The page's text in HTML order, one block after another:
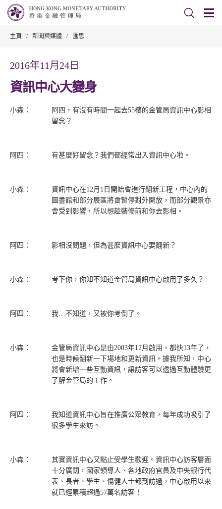
主頁 / 新聞與媒體 / 匯思
2016年11月24日
資訊中心大變身
小森：
阿四，有沒有時間一起去55樓的金管局資訊中心影相
留念？
阿四： 有甚麼好留念？我們都經常出入資訊中心啦。
小森：
資訊中心在12月1日開始會進行翻新工程，中心內的
圖書館和部分展區將會暫停對外開放，而部分觀景亦
會受到影響，所以想趁裝修前和你去影相。
阿四： 影相沒問題，但為甚麼資訊中心要翻新？
小森： 考下你，你知不知道金管局資訊中心啟用了多久？
阿四： 我…不知道，又被你考倒了。
小森：
金管局資訊中心是由2003年12月啟用，都快13年了，
也是時候翻新一下場地和更新資訊。據我所知，中心
將會新增一些互動資訊，讓訪客可以透過互動體驗更
了解金管局的工作。
阿四：
我知道資訊中心旨在推廣公眾教育，每年成功吸引了
很多學生來訪。
小森：
其實資訊中心又點止受學生歡迎。資訊中心訪客層面
十分廣闊，國家領導人、各地政府官員及中央銀行代
表、長者、學生、傷健人士都到訪過，中心啟用以來
就已經累積超過57萬名訪客！